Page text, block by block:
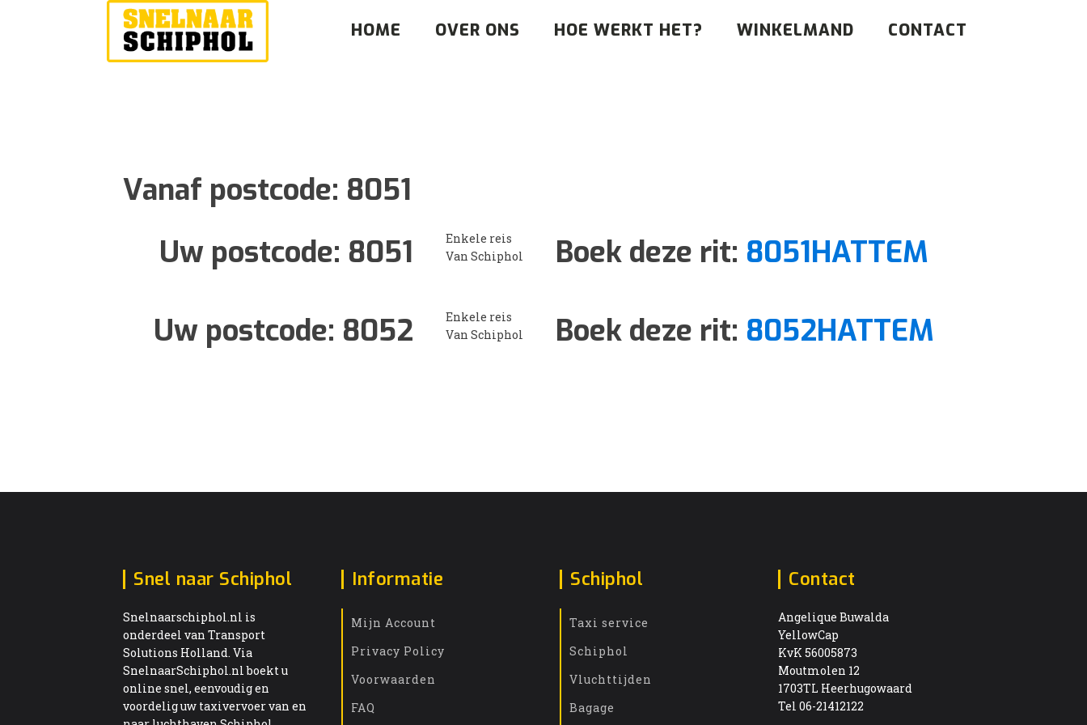
HOME OVER ONS HOE WERKT HET? WINKELMAND CONTACT
Vanaf postcode: 8051
Uw postcode: 8051
Enkele reis
Van Schiphol
Boek deze rit: 8051HATTEM
Uw postcode: 8052
Enkele reis
Van Schiphol
Boek deze rit: 8052HATTEM
Snel naar Schiphol
Snelnaarschiphol.nl is
onderdeel van Transport
Solutions Holland. Via
SnelnaarSchiphol.nl boekt u
online snel, eenvoudig en
voordelig uw taxivervoer van en
Informatie
Mijn Account
Privacy Policy
Voorwaarden
FAQ
Schiphol
Taxi service
Schiphol
Vluchttijden
Bagage
Contact
Angelique Buwalda
YellowCap
KvK 56005873
Moutmolen 12
1703TL Heerhugowaard
Tel 06-21412122